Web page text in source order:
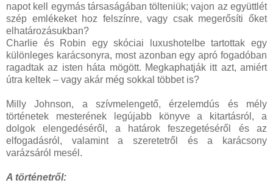
napot kell egymás társaságában tölteniük; vajon az együttlét
szép emlékeket hoz felszínre, vagy csak megerősíti őket
elhatározásukban?
Charlie és Robin egy skóciai luxushotelbe tartottak egy
különleges karácsonyra, most azonban egy apró fogadóban
ragadtak az isten háta mögött. Megkaphatják itt azt, amiért
útra keltek – vagy akár még sokkal többet is?
Milly Johnson, a szívmelengető, érzelemdús és mély
történetek mesterének legújabb könyve a kitartásról, a
dolgok elengedéséről, a határok feszegetéséről és az
elfogadásról, valamint a szeretetről és a karácsony
varázsáról mesél.
A történetről: